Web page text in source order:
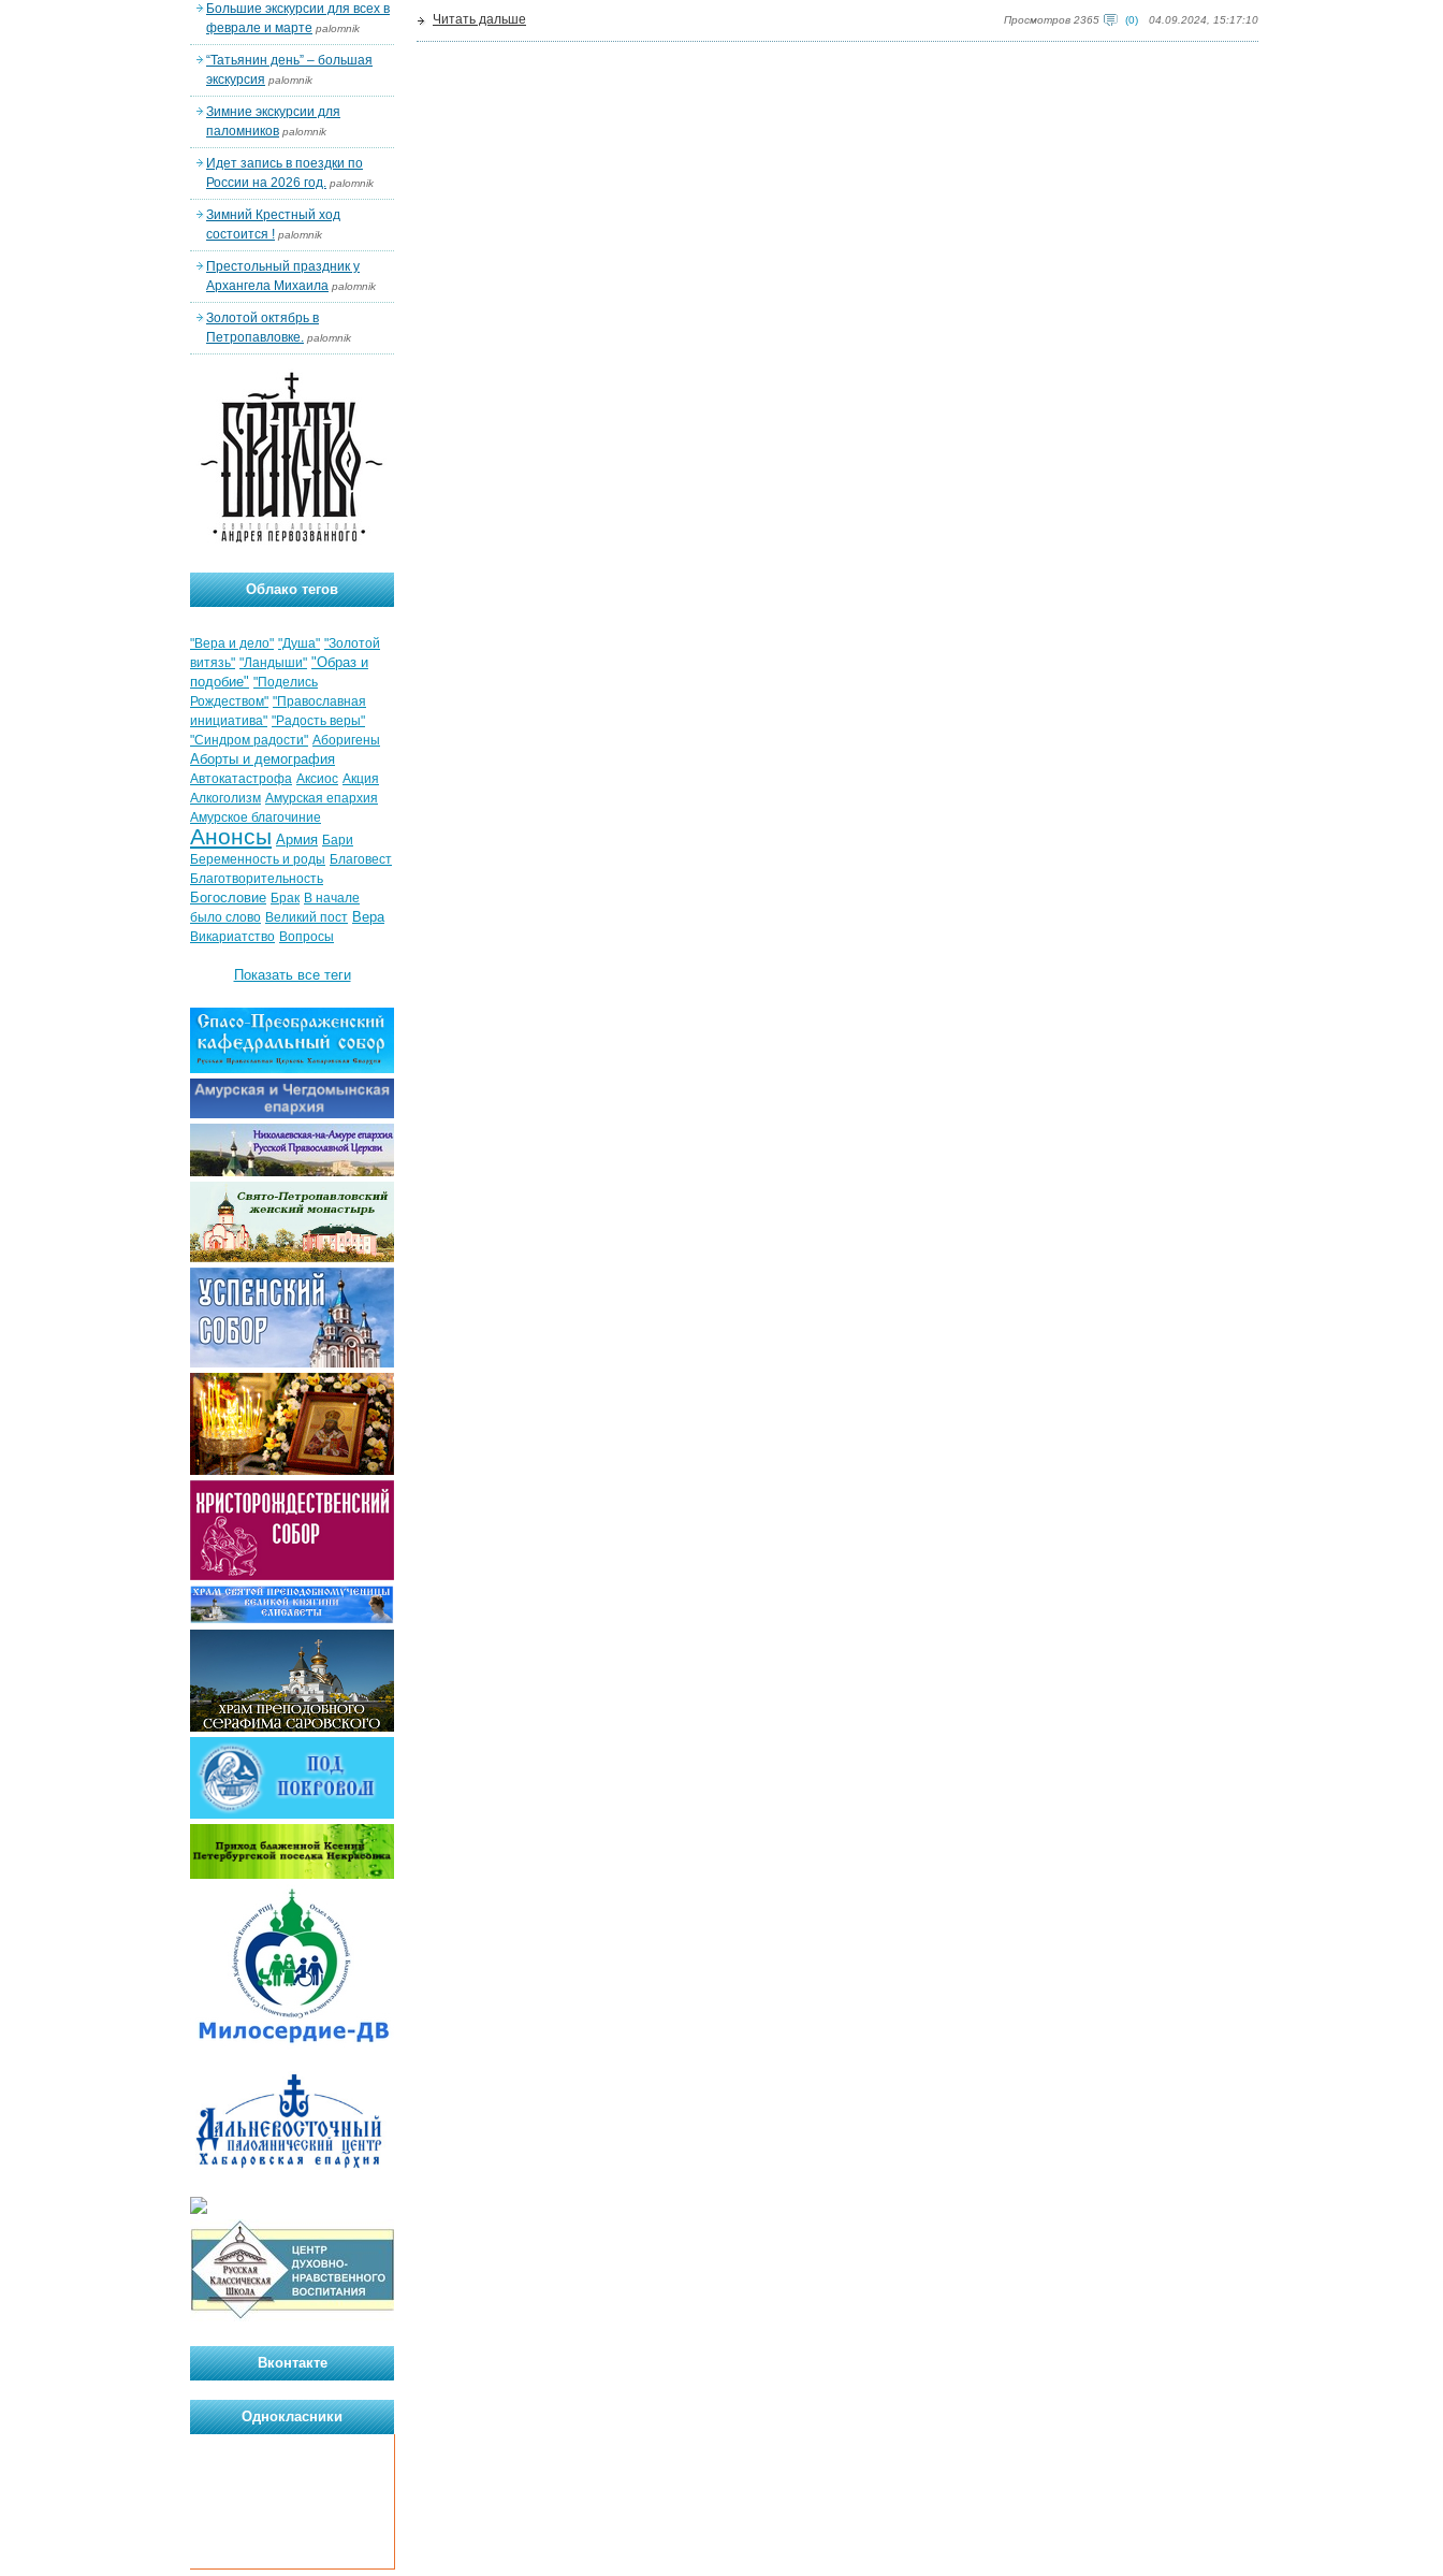
Просмотров 2365 (0) 04.09.2024, 15:17:10
Читать дальше
Большие экскурсии для всех в
феврале и марте palomnik
“Татьянин день” – большая
экскурсия palomnik
Зимние экскурсии для
паломников palomnik
Идет запись в поездки по
России на 2026 год. palomnik
Зимний Крестный ход
состоится ! palomnik
Престольный праздник у
Архангела Михаила palomnik
Золотой октябрь в
Петропавловке. palomnik
Облако тегов
"Вера и дело" "Душа" "Золотой
витязь" "Ландыши" "Образ и
подобие" "Поделись
Рождеством" "Православная
инициатива" "Радость веры"
"Синдром радости" Аборигены
Аборты и демография
Автокатастрофа Аксиос Акция
Алкоголизм Амурская епархия
Амурское благочиние
Анонсы Армия Бари
Беременность и роды Благовест
Благотворительность
Богословие Брак В начале
было слово Великий пост Вера
Викариатство Вопросы
Показать все теги
Вконтакте
Однокласники